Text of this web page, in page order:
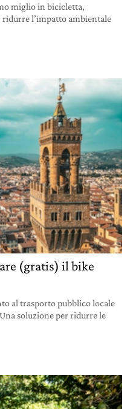
miglio in bicicletta,
ridurre l’impatto ambientale
(gratis) il bike
al trasporto pubblico locale
soluzione per ridurre le